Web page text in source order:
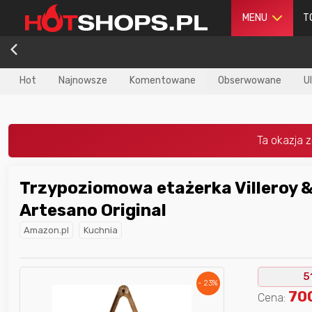
MENU
Hot Najnowsze Komentowane Obserwowane
Trzypoziomowa etażerka Villeroy
Artesano Original
Amazon.pl
Kuchnia
- 23%
Cena:
najlepszego
w poprzednim
Nagroda dlanajlepszego
użytkownika